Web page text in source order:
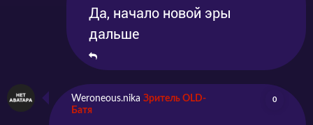
Да, начало новой эры
дальше
Weroneous.nika Зритель OLD-
Батя
0